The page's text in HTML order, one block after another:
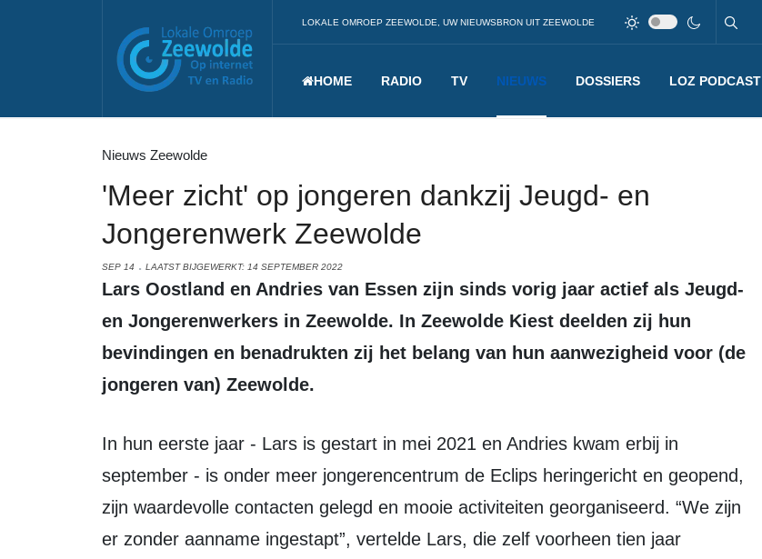
LOKALE OMROEP ZEEWOLDE, UW NIEUWSBRON UIT ZEEWOLDE
HOME RADIO TV NIEUWS DOSSIERS LOZ PODCAST
Nieuws Zeewolde
'Meer zicht' op jongeren dankzij Jeugd- en
Jongerenwerk Zeewolde
SEP 14 LAATST BIJGEWERKT: 14 SEPTEMBER 2022
Lars Oostland en Andries van Essen zijn sinds vorig jaar actief als Jeugd-
en Jongerenwerkers in Zeewolde. In Zeewolde Kiest deelden zij hun
bevindingen en benadrukten zij het belang van hun aanwezigheid voor (de
jongeren van) Zeewolde.
In hun eerste jaar - Lars is gestart in mei 2021 en Andries kwam erbij in
september - is onder meer jongerencentrum de Eclips heringericht en geopend,
zijn waardevolle contacten gelegd en mooie activiteiten georganiseerd. “We zijn
er zonder aanname ingestapt”, vertelde Lars, die zelf voorheen tien jaar